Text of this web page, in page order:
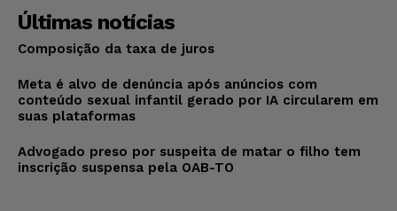
Últimas notícias
Composição da taxa de juros
Meta é alvo de denúncia após anúncios com
conteúdo sexual infantil gerado por IA circularem em
suas plataformas
Advogado preso por suspeita de matar o filho tem
inscrição suspensa pela OAB-TO